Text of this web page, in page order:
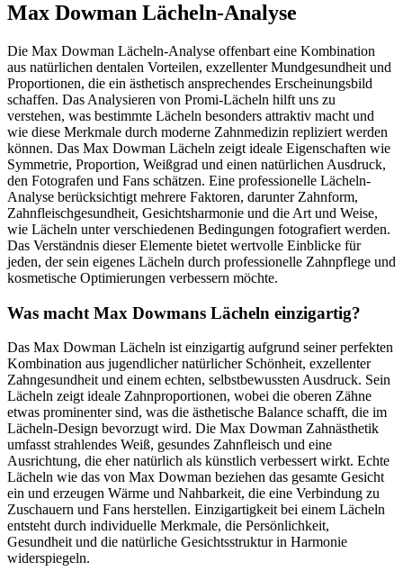
Max Dowman Lächeln-Analyse
Die Max Dowman Lächeln-Analyse offenbart eine Kombination
aus natürlichen dentalen Vorteilen, exzellenter Mundgesundheit und
Proportionen, die ein ästhetisch ansprechendes Erscheinungsbild
schaffen. Das Analysieren von Promi-Lächeln hilft uns zu
verstehen, was bestimmte Lächeln besonders attraktiv macht und
wie diese Merkmale durch moderne Zahnmedizin repliziert werden
können. Das Max Dowman Lächeln zeigt ideale Eigenschaften wie
Symmetrie, Proportion, Weißgrad und einen natürlichen Ausdruck,
den Fotografen und Fans schätzen. Eine professionelle Lächeln-
Analyse berücksichtigt mehrere Faktoren, darunter Zahnform,
Zahnfleischgesundheit, Gesichtsharmonie und die Art und Weise,
wie Lächeln unter verschiedenen Bedingungen fotografiert werden.
Das Verständnis dieser Elemente bietet wertvolle Einblicke für
jeden, der sein eigenes Lächeln durch professionelle Zahnpflege und
kosmetische Optimierungen verbessern möchte.
Was macht Max Dowmans Lächeln einzigartig?
Das Max Dowman Lächeln ist einzigartig aufgrund seiner perfekten
Kombination aus jugendlicher natürlicher Schönheit, exzellenter
Zahngesundheit und einem echten, selbstbewussten Ausdruck. Sein
Lächeln zeigt ideale Zahnproportionen, wobei die oberen Zähne
etwas prominenter sind, was die ästhetische Balance schafft, die im
Lächeln-Design bevorzugt wird. Die Max Dowman Zahnästhetik
umfasst strahlendes Weiß, gesundes Zahnfleisch und eine
Ausrichtung, die eher natürlich als künstlich verbessert wirkt. Echte
Lächeln wie das von Max Dowman beziehen das gesamte Gesicht
ein und erzeugen Wärme und Nahbarkeit, die eine Verbindung zu
Zuschauern und Fans herstellen. Einzigartigkeit bei einem Lächeln
entsteht durch individuelle Merkmale, die Persönlichkeit,
Gesundheit und die natürliche Gesichtsstruktur in Harmonie
widerspiegeln.